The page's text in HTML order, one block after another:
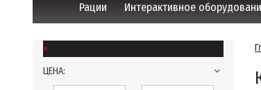
Рации Интерактивное
×
ЦЕНА: